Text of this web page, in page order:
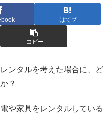
はてブ
コピー
ンタルを考えた場合に、ど
？
や家具をレンタルしている